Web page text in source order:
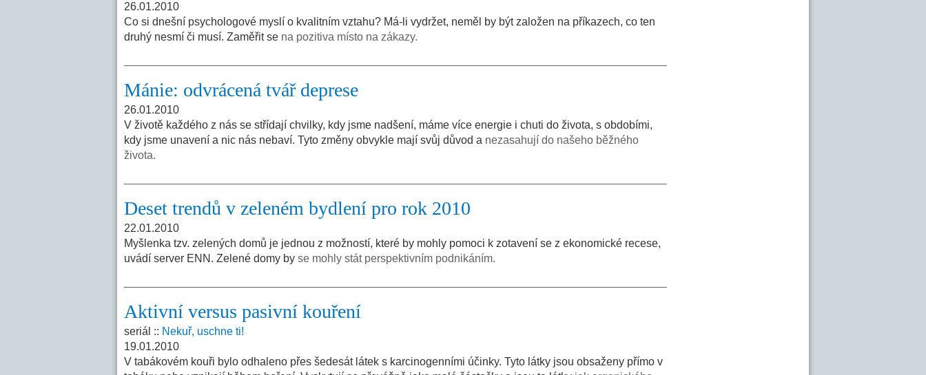
26.01.2010
Co si dnešní psychologové myslí o kvalitním vztahu? Má-li vydržet, neměl by být založen na příkazech, co ten
druhý nesmí či musí. Zaměřit se na pozitiva místo na zákazy.
Mánie: odvrácená tvář deprese
26.01.2010
V životě každého z nás se střídají chvilky, kdy jsme nadšení, máme více energie i chuti do života, s obdobími,
kdy jsme unavení a nic nás nebaví. Tyto změny obvykle mají svůj důvod a nezasahují do našeho běžného
života.
Deset trendů v zeleném bydlení pro rok 2010
22.01.2010
Myšlenka tzv. zelených domů je jednou z možností, které by mohly pomoci k zotavení se z ekonomické recese,
uvádí server ENN. Zelené domy by se mohly stát perspektivním podnikáním.
Aktivní versus pasivní kouření
seriál :: Nekuř, uschne ti!
19.01.2010
V tabákovém kouři bylo odhaleno přes šedesát látek s karcinogenními účinky. Tyto látky jsou obsaženy přímo v